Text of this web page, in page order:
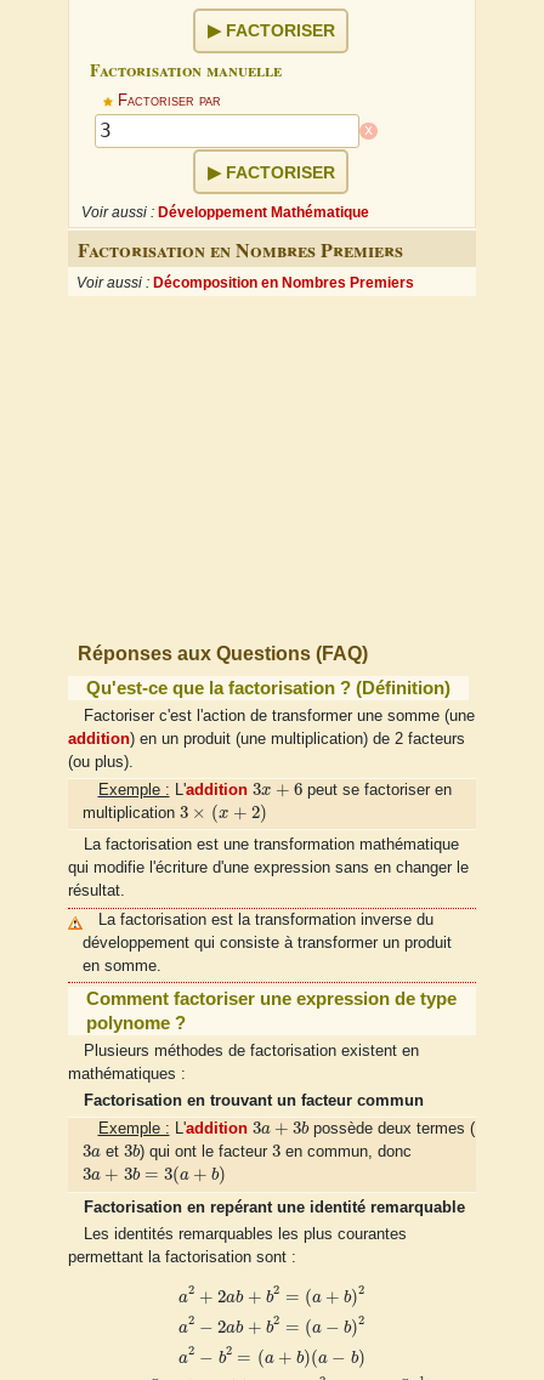
FACTORISER
Factorisation manuelle
Factoriser par
x
FACTORISER
Voir aussi : Développement Mathématique
Factorisation en Nombres Premiers
Voir aussi : Décomposition en Nombres Premiers
Réponses aux Questions (FAQ)
Qu'est-ce que la factorisation ? (Définition)
Factoriser c'est l'action de transformer une somme (une
addition) en un produit (une multiplication) de 2 facteurs
(ou plus).
Exemple : L'addition 3x + 6
3x+6
peut se factoriser en
multiplication 3 × (x + 2)
3 × x+ )
La factorisation est une transformation mathématique
qui modifie l'écriture d'une expression sans en changer le
résultat.
La factorisation est la transformation inverse du
développement qui consiste à transformer un produit
en somme.
Comment factoriser une expression de type
polynome ?
Plusieurs méthodes de factorisation existent en
mathématiques :
Factorisation en trouvant un facteur commun
Exemple : L'addition 3a + 3b
3a+3b possède deux termes (
3a
3a et 3b
3b) qui ont le facteur 3
3 en commun, donc
3a + 3b = 3(a + b)
3a + b= ( a+b
Factorisation en repérant une identité remarquable
Les identités remarquables les plus courantes
permettant la factorisation sont :
a2 + 2ab + b2 = (a + b)2
a2 − 2ab + b2 = (a − b)2
a2 − b2 = (a + b)(a − b)
+ b 2 b )